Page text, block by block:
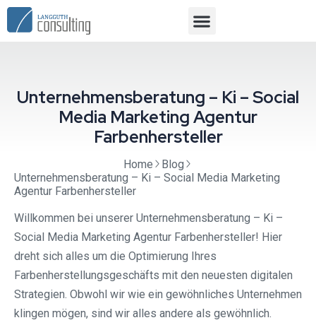
Unternehmensberatung – Ki – Social
Media Marketing Agentur
Farbenhersteller
Home
Blog
Unternehmensberatung – Ki – Social Media Marketing
Agentur Farbenhersteller
Willkommen bei unserer Unternehmensberatung – Ki –
Social Media Marketing Agentur Farbenhersteller! Hier
dreht sich alles um die Optimierung Ihres
Farbenherstellungsgeschäfts mit den neuesten digitalen
Strategien. Obwohl wir wie ein gewöhnliches Unternehmen
klingen mögen, sind wir alles andere als gewöhnlich.